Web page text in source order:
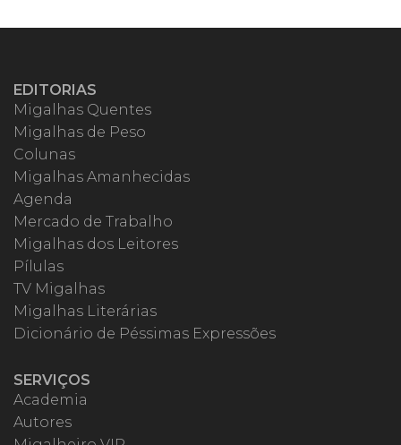
EDITORIAS
Migalhas Quentes
Migalhas de Peso
Colunas
Migalhas Amanhecidas
Agenda
Mercado de Trabalho
Migalhas dos Leitores
Pílulas
TV Migalhas
Migalhas Literárias
Dicionário de Péssimas Expressões
SERVIÇOS
Academia
Autores